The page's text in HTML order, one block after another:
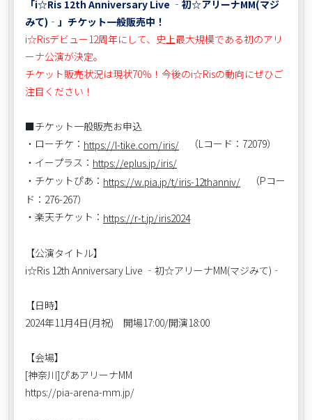
「i☆Ris 12th Anniversary Live ‐初☆アリーナMM(マジ
みて)‐」チケット一般販売中！
i☆Risデビュー12周年にして、史上最大規模である初のアリ
ーナ公演が決定。
チケット販売状況は現状70％！今後のi☆Risの動向にぜひご
注目ください！
■チケット一般販売お申込
・ローチケ： https://l-tike.com/iris/ （Lコード：72079）
・イープラス： https://eplus.jp/iris/
・チケットぴあ： https://w.pia.jp/t/iris-12thanniv/ （Pコー
ド：276-267）
・楽天チケット： https://r-t.jp/iris2024
【公演タイトル】
i☆Ris 12th Anniversary Live ‐初☆アリーナMM(マジみて)‐
【日時】
2024年11月4日(月祝) 開場17:00/開演18:00
【会場】
[神奈川]ぴあアリーナMM
https://pia-arena-mm.jp/